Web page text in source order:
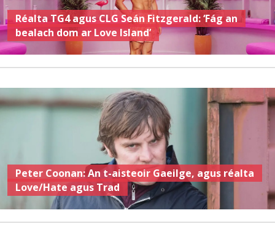
Réalta TG4 agus CLG Seán Fitzgerald: ‘Fág an
bealach dom ar Love Island’
Peter Coonan: An t-aisteoir Gaeilge, agus réalta
Love/Hate agus Trad